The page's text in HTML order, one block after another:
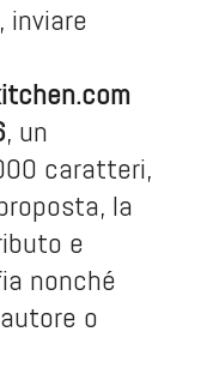
inviare
, un
caratteri,
la
e
nonché
o